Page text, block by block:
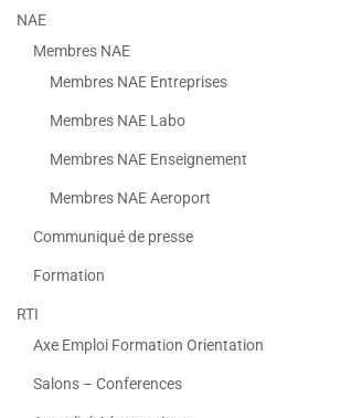
NAE
Membres NAE
Membres NAE Entreprises
Membres NAE Labo
Membres NAE Enseignement
Membres NAE Aeroport
Communiqué de presse
Formation
RTI
Axe Emploi Formation Orientation
Salons – Conferences